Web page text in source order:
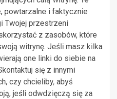
powtarzalne i faktycznie
Twojej przestrzeni
z zasobów, które
witrynę. Jeśli masz kilka
one linki do siebie na
się z innymi
czy chcieliby, abyś
jeśli odwdzięczą się za